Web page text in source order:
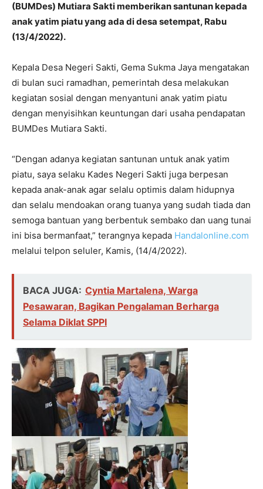
(BUMDes) Mutiara Sakti memberikan santunan kepada
anak yatim piatu yang ada di desa setempat, Rabu
(13/4/2022).
Kepala Desa Negeri Sakti, Gema Sukma Jaya mengatakan
di bulan suci ramadhan, pemerintah desa melakukan
kegiatan sosial dengan menyantuni anak yatim piatu
dengan menyisihkan keuntungan dari usaha pendapatan
BUMDes Mutiara Sakti.
“Dengan adanya kegiatan santunan untuk anak yatim
piatu, saya selaku Kades Negeri Sakti juga berpesan
kepada anak-anak agar selalu optimis dalam hidupnya
dan selalu mendoakan orang tuanya yang sudah tiada dan
semoga bantuan yang berbentuk sembako dan uang tunai
ini bisa bermanfaat,” terangnya kepada Handalonline.com
melalui telpon seluler, Kamis, (14/4/2022).
BACA JUGA: Cyntia Martalena, Warga
Pesawaran, Bagikan Pengalaman Berharga
Selama Diklat SPPI